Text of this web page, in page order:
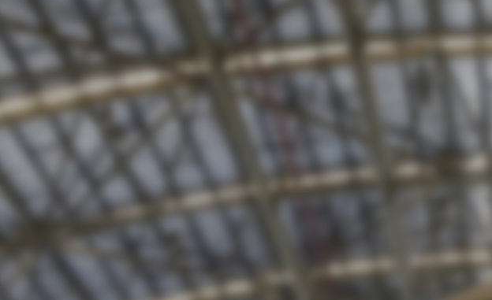
关于澳门国际机场 航空公司
机场联盟
招标及询价
保安
澳门国际机场月刊